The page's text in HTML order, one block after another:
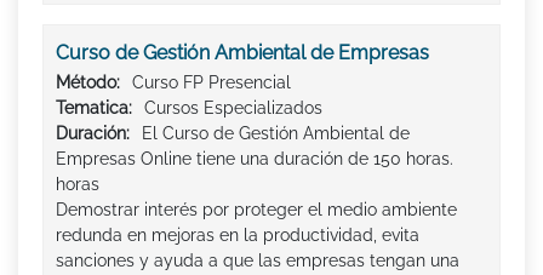
Curso de Gestión Ambiental de Empresas
Método:
Curso FP Presencial
Tematica:
Cursos Especializados
Duración:
El Curso de Gestión Ambiental de
Empresas Online tiene una duración de 150 horas.
horas
Demostrar interés por proteger el medio ambiente
redunda en mejoras en la productividad, evita
sanciones y ayuda a que las empresas tengan una